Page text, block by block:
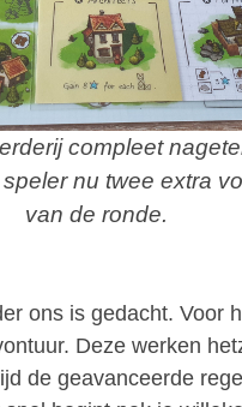
compleet
nu twee extra
van de ronde.
ons is gedacht. Voor
Deze werken
de geavanceerde